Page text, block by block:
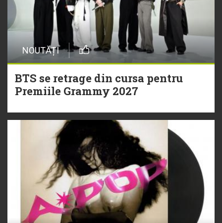
NOUTĂȚI
BTS se retrage din cursa pentru
Premiile Grammy 2027